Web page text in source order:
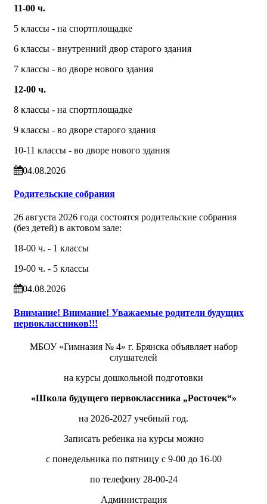
11-00 ч.
5 классы - на спортплощадке
6 классы - внутренний двор старого здания
7 классы - во дворе нового здания
12-00 ч.
8 классы - на спортплощадке
9 классы - во дворе старого здания
10-11 классы - во дворе нового здания
04.08.2026
Родительские собрания
26 августа 2026 года состоятся родительские собрания
(без детей) в актовом зале:
18-00 ч. - 1 классы
19-00 ч. - 5 классы
04.08.2026
Внимание! Внимание! Уважаемые родители будущих
первоклассников!!!
МБОУ «Гимназия № 4» г. Брянска объявляет набор
слушателей
на курсы дошкольной подготовки
«Школа будущего первоклассника „Росточек“»
на 2026-2027 учебный год.
Записать ребенка на курсы можно
с понедельника по пятницу с 9-00 до 16-00
по телефону 28-00-24
Администрация